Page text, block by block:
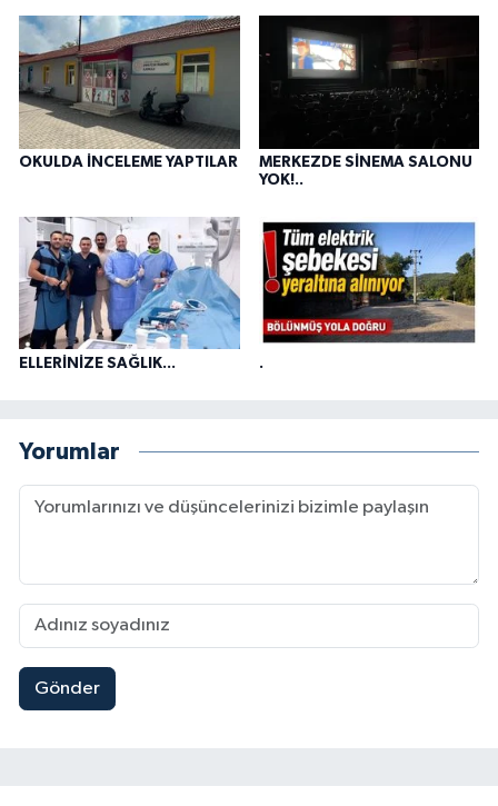
OKULDA İNCELEME YAPTILAR
MERKEZDE SİNEMA SALONU
YOK!..
ELLERİNİZE SAĞLIK... .
Yorumlar
Gönder